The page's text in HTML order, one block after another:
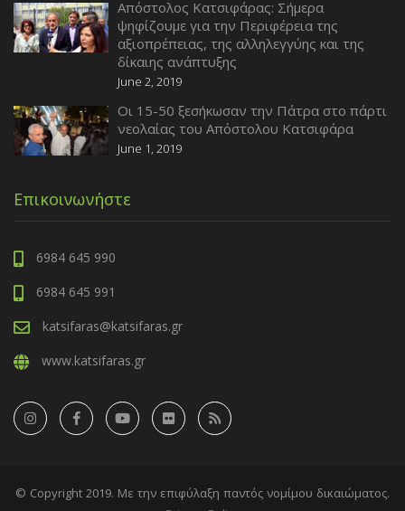
Απόστολος Κατσιφάρας: Σήμερα
ψηφίζουμε για την Περιφέρεια της
αξιοπρέπειας, της αλληλεγγύης και της
δίκαιης ανάπτυξης
June 2, 2019
Οι 15-50 ξεσήκωσαν την Πάτρα στο πάρτι
νεολαίας του Απόστολου Κατσιφάρα
June 1, 2019
Επικοινωνήστε
6984 645 990
6984 645 991
katsifaras@katsifaras.gr
www.katsifaras.gr
© Copyright 2019. Με την επιφύλαξη παντός νομίμου δικαιώματος.